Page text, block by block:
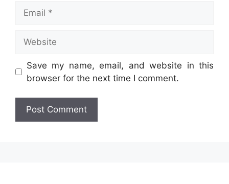
Save my name, email, and website in this
browser for the next time I comment.